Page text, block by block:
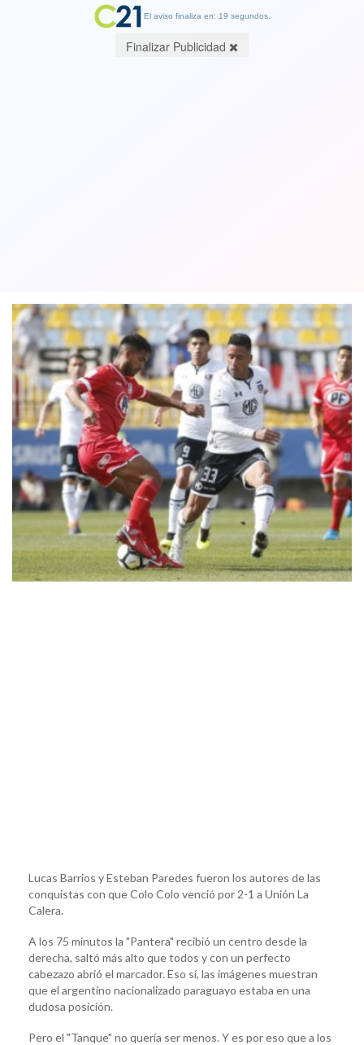
Lucas Barrios y Esteban Paredes fueron los autores de las
conquistas con que Colo Colo venció por 2-1 a Unión La
Calera.
A los 75 minutos la "Pantera" recibió un centro desde la
derecha, saltó más alto que todos y con un perfecto
cabezazo abrió el marcador. Eso sí, las imágenes muestran
que el argentino nacionalizado paraguayo estaba en una
dudosa posición.
Pero el "Tanque" no quería ser menos. Y es por eso que a los
El aviso finaliza en: 19 segundos.
Finalizar Publicidad